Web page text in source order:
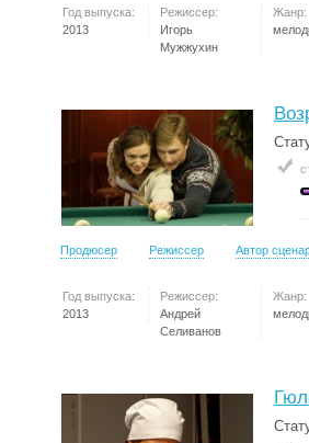
Год выпуска:
2013
Режиссер:
Игорь
Мужжухин
Жанр:
Продюсер Режиссер Автор
Год выпуска:
2013
Режиссер:
Андрей
Селиванов
Жанр: